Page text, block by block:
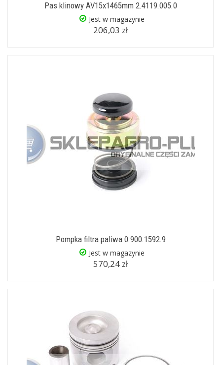
Pas klinowy AV15x1465mm 2.4119.005.0
Jest w magazynie
206,03 zł
Pompka filtra paliwa 0.900.1592.9
Jest w magazynie
570,24 zł